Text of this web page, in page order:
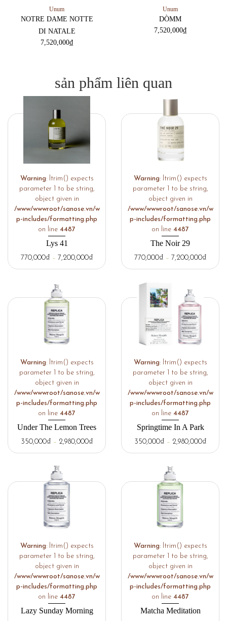
Unum
NOTRE DAME NOTTE
DI NATALE
7,520,000₫
Unum
DÒMM
7,520,000₫
sản phẩm liên quan
Warning: ltrim() expects
parameter 1 to be string,
object given in
/www/wwwroot/sanose.vn/w
p-includes/formatting.php
on line 4487
Lys 41
770,000₫ – 7,200,000₫
Warning: ltrim() expects
parameter 1 to be string,
object given in
/www/wwwroot/sanose.vn/w
p-includes/formatting.php
on line 4487
The Noir 29
770,000₫ – 7,200,000₫
Warning: ltrim() expects
parameter 1 to be string,
object given in
/www/wwwroot/sanose.vn/w
p-includes/formatting.php
on line 4487
Under The Lemon Trees
350,000₫ – 2,980,000₫
Warning: ltrim() expects
parameter 1 to be string,
object given in
/www/wwwroot/sanose.vn/w
p-includes/formatting.php
on line 4487
Springtime In A Park
350,000₫ – 2,980,000₫
Warning: ltrim() expects
parameter 1 to be string,
object given in
/www/wwwroot/sanose.vn/w
p-includes/formatting.php
on line 4487
Lazy Sunday Morning
Warning: ltrim() expects
parameter 1 to be string,
object given in
/www/wwwroot/sanose.vn/w
p-includes/formatting.php
on line 4487
Matcha Meditation